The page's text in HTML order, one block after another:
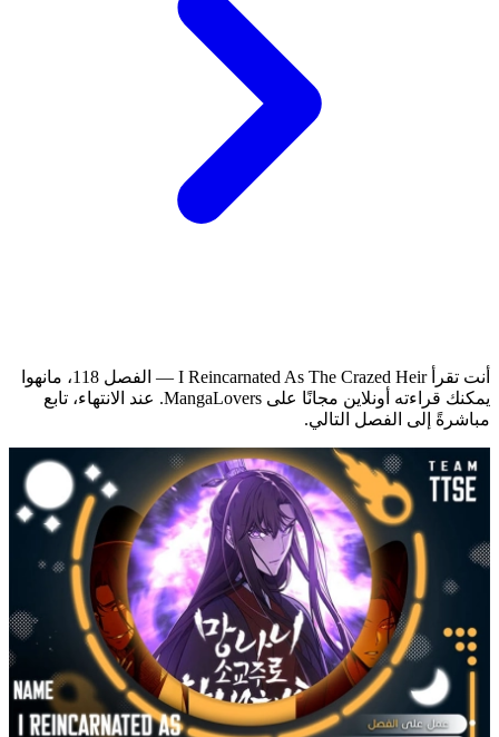
أنت تقرأ I Reincarnated As The Crazed Heir — الفصل 118، مانهوا
يمكنك قراءته أونلاين مجانًا على MangaLovers.
عند الانتهاء، تابع
مباشرةً إلى الفصل التالي.